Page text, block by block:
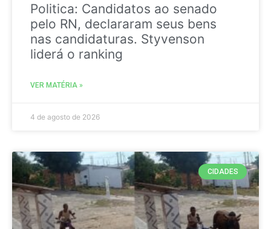
Politica: Candidatos ao senado
pelo RN, declararam seus bens
nas candidaturas. Styvenson
liderá o ranking
VER MATÉRIA »
4 de agosto de 2026
CIDADES